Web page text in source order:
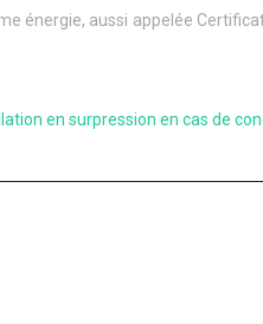
énergie, aussi appelée Certificat
en surpression en cas de